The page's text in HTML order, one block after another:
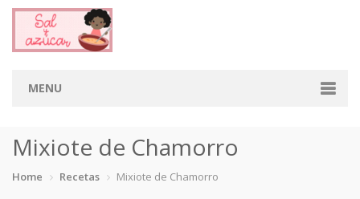
MENU
Categorias
Mixiote de Chamorro
Home Recetas Mixiote de Chamorro